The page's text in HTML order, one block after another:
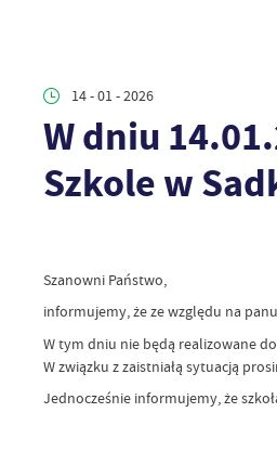
14 - 01 - 2026
W dniu
Szkole w
Szanowni Państwo,
informujemy, że ze względu na
W tym dniu nie będą realizowane
W związku z zaistniałą sytuacją
Jednocześnie informujemy, że